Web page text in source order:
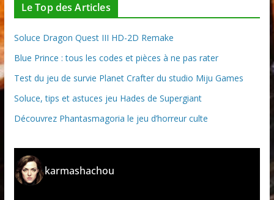
Le Top des Articles
Soluce Dragon Quest III HD-2D Remake
Blue Prince : tous les codes et pièces à ne pas rater
Test du jeu de survie Planet Crafter du studio Miju Games
Soluce, tips et astuces jeu Hades de Supergiant
Découvrez Phantasmagoria le jeu d’horreur culte
karmashachou